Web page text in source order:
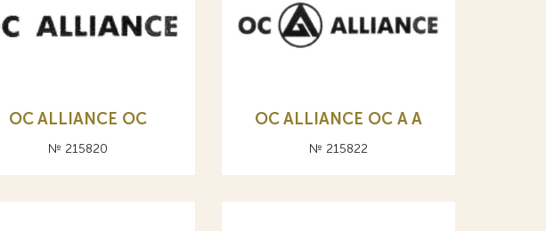
OC ALLIANCE ОС
№ 215820
OC ALLIANCE ОС A А
№ 215822